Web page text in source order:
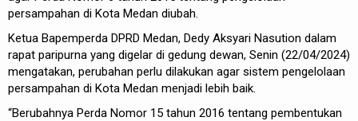
persampahan di Kota Medan diubah.
Ketua Bapemperda DPRD Medan, Dedy Aksyari Nasution dalam
rapat paripurna yang digelar di gedung dewan, Senin (22/04/2024)
mengatakan, perubahan perlu dilakukan agar sistem pengelolaan
persampahan di Kota Medan menjadi lebih baik.
“Berubahnya Perda Nomor 15 tahun 2016 tentang pembentukan